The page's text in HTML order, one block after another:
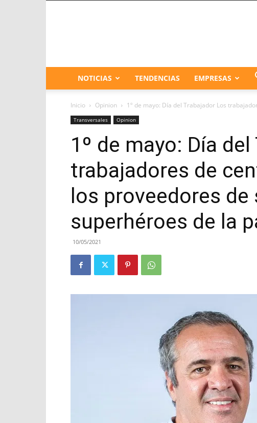
NOTICIAS TENDENCIAS EMPRESAS
Inicio Opinion 1º de mayo: Día del Trabajador Los
Transversales Opinion
1º de mayo: Día
trabajadores de
los proveedores
superhéroes de la
10/05/2021